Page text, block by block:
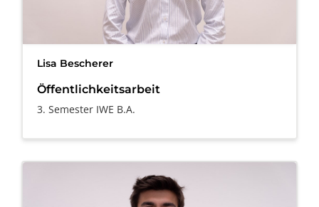
Lisa Bescherer
Öffentlichkeitsarbeit
3. Semester IWE B.A.